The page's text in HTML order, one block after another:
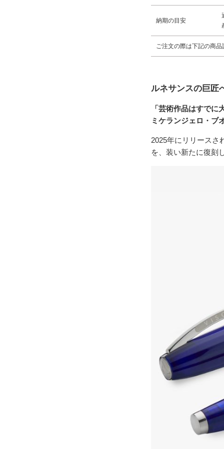
納期の目安
ご注文の際は下記の商
ルネサンスの巨匠
「芸術作品はすで
ミケランジェロ・ブ
2025年にリリースさ
を、装い新たに復刻